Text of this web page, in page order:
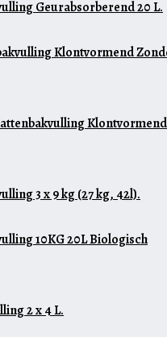
Geurabsorberend 20 L.
Klontvormend
Klontvormend
3 x 9 kg (27 kg, 42l).
10KG 20L Biologisch
2 x 4 L.